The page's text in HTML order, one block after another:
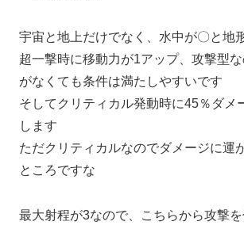
宇宙と地上だけでなく、水中が〇と地
超一撃時に移動力が1アップ、攻撃型
がなくても条件は満たしやすいです
そしてクリティカル発動時に45％ダメ
します
ただクリティカルなのでダメージに運
ところですな
最大射程が3なので、こちらから攻撃